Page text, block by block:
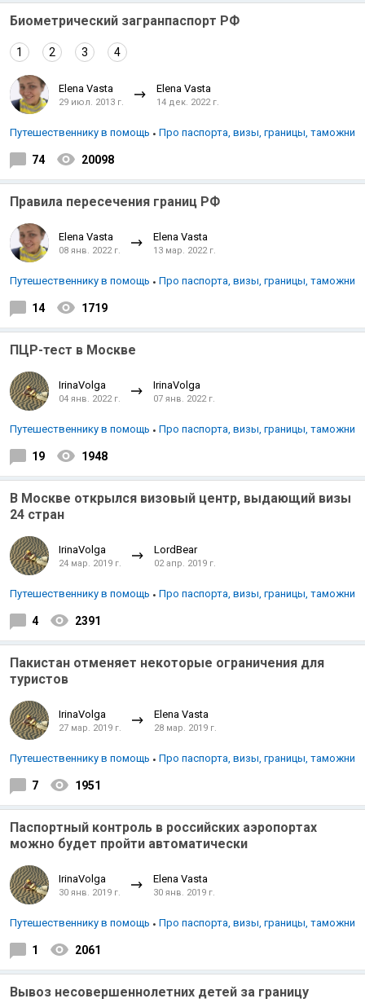
Индийский океан
Биометрический загранпаспорт РФ
1 2 3 4
Elena Vasta
29 июл. 2013 г.
Elena Vasta
14 дек. 2022 г.
Путешественнику в помощь Про паспорта, визы, границы, таможни
74 20098
Правила пересечения границ РФ
Elena Vasta
08 янв. 2022 г.
Elena Vasta
13 мар. 2022 г.
Путешественнику в помощь Про паспорта, визы, границы, таможни
14 1719
ПЦР-тест в Москве
IrinaVolga
04 янв. 2022 г.
IrinaVolga
07 янв. 2022 г.
Путешественнику в помощь Про паспорта, визы, границы, таможни
19 1948
В Москве открылся визовый центр, выдающий визы
24 стран
IrinaVolga
24 мар. 2019 г.
LordBear
02 апр. 2019 г.
Путешественнику в помощь Про паспорта, визы, границы, таможни
4 2391
Пакистан отменяет некоторые ограничения для
туристов
IrinaVolga
27 мар. 2019 г.
Elena Vasta
28 мар. 2019 г.
Путешественнику в помощь Про паспорта, визы, границы, таможни
7 1951
Паспортный контроль в российских аэропортах
можно будет пройти автоматически
IrinaVolga
30 янв. 2019 г.
Elena Vasta
30 янв. 2019 г.
Путешественнику в помощь Про паспорта, визы, границы, таможни
1 2061
Вывоз несовершеннолетних детей за границу